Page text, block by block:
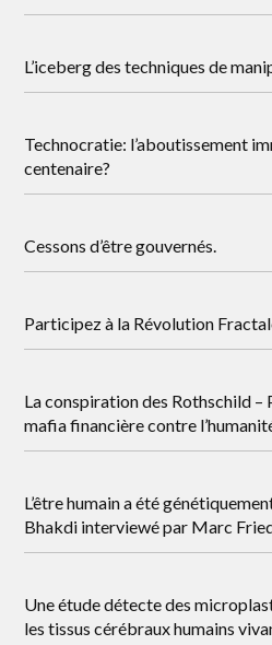
L’iceberg des techniques de
Technocratie: l’aboutissement
centenaire?
Cessons d’être gouvernés.
Participez à la Révolution
La conspiration des Rothschild –
mafia financière contre
L’être humain a été
Bhakdi interviewé par Marc
Une étude détecte des
les tissus cérébraux humains